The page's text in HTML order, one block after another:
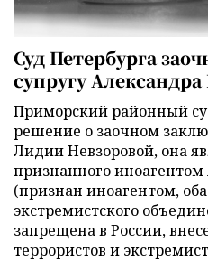
Суд Петербурга
супругу Александра
Приморский районный
решение о заочном
Лидии Невзоровой, она
признанного
(признан иноагентом,
экстремистского
запрещена в России,
террористов и